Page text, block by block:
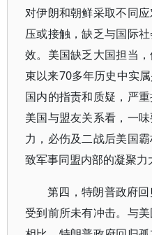
对伊朗和朝鲜采取不同
压或接触，缺乏与国际
效。美国缺乏大国担当
束以来70多年历史中实
国内的指责和质疑，严
美国与盟友关系看，一
力，必伤及二战后美国
致军事同盟内部的凝聚力
第四，特朗普政府
受到前所未有冲击。与